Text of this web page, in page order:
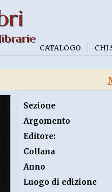
CATALOGO CHI
Sezione
Argomento
Editore:
Collana
Anno
Luogo di edizione